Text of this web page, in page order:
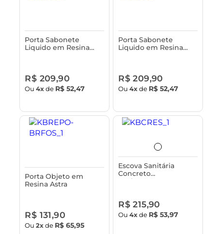
Porta Sabonete
Liquido em Resina
R$ 209,90
Ou4xde R$ 52,47
Porta Sabonete
Liquido em Resina
R$ 209,90
Ou4xde R$ 52,47
Porta Objeto em
Resina Astra
R$ 131,90
Ou2xde R$ 65,95
Escova Sanitária
Concreto
Acabamento em
R$ 215,90
Ou4xde R$ 53,97